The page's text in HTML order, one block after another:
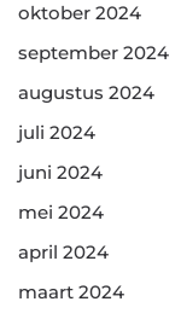
oktober 2024
september 2024
augustus 2024
juli 2024
juni 2024
mei 2024
april 2024
maart 2024